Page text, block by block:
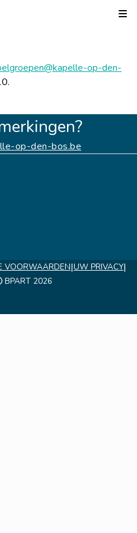
op-den-
op-den-bos.be
VOORWAARDEN|UW PRIVACY|
BPART 2026